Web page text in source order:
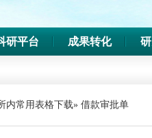
研平台 成果转化
内常用表格下载» 借款审批单